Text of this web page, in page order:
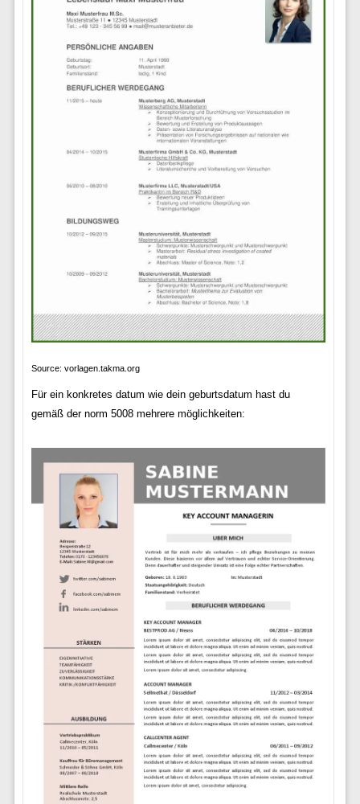
Source: vorlagen.takma.org
Für ein konkretes datum wie dein geburtsdatum hast du
gemäß der norm 5008 mehrere möglichkeiten: